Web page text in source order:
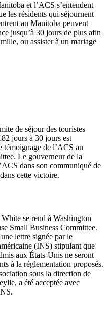
et l’ACS s’entendent
les résidents qui séjournent
au Manitoba peuvent
jusqu’à 30 jours de plus afin
ou assister à un mariage
de séjour des touristes
jours à 30 jours est
témoignage de l’ACS au
Le gouverneur de la
dans son communiqué de
cette victoire.
se rend à Washington
Small Business Committee.
lettre signée par le
(INS) stipulant que
aux États-Unis ne seront
à la réglementation proposés.
sous la direction de
a été acceptée avec